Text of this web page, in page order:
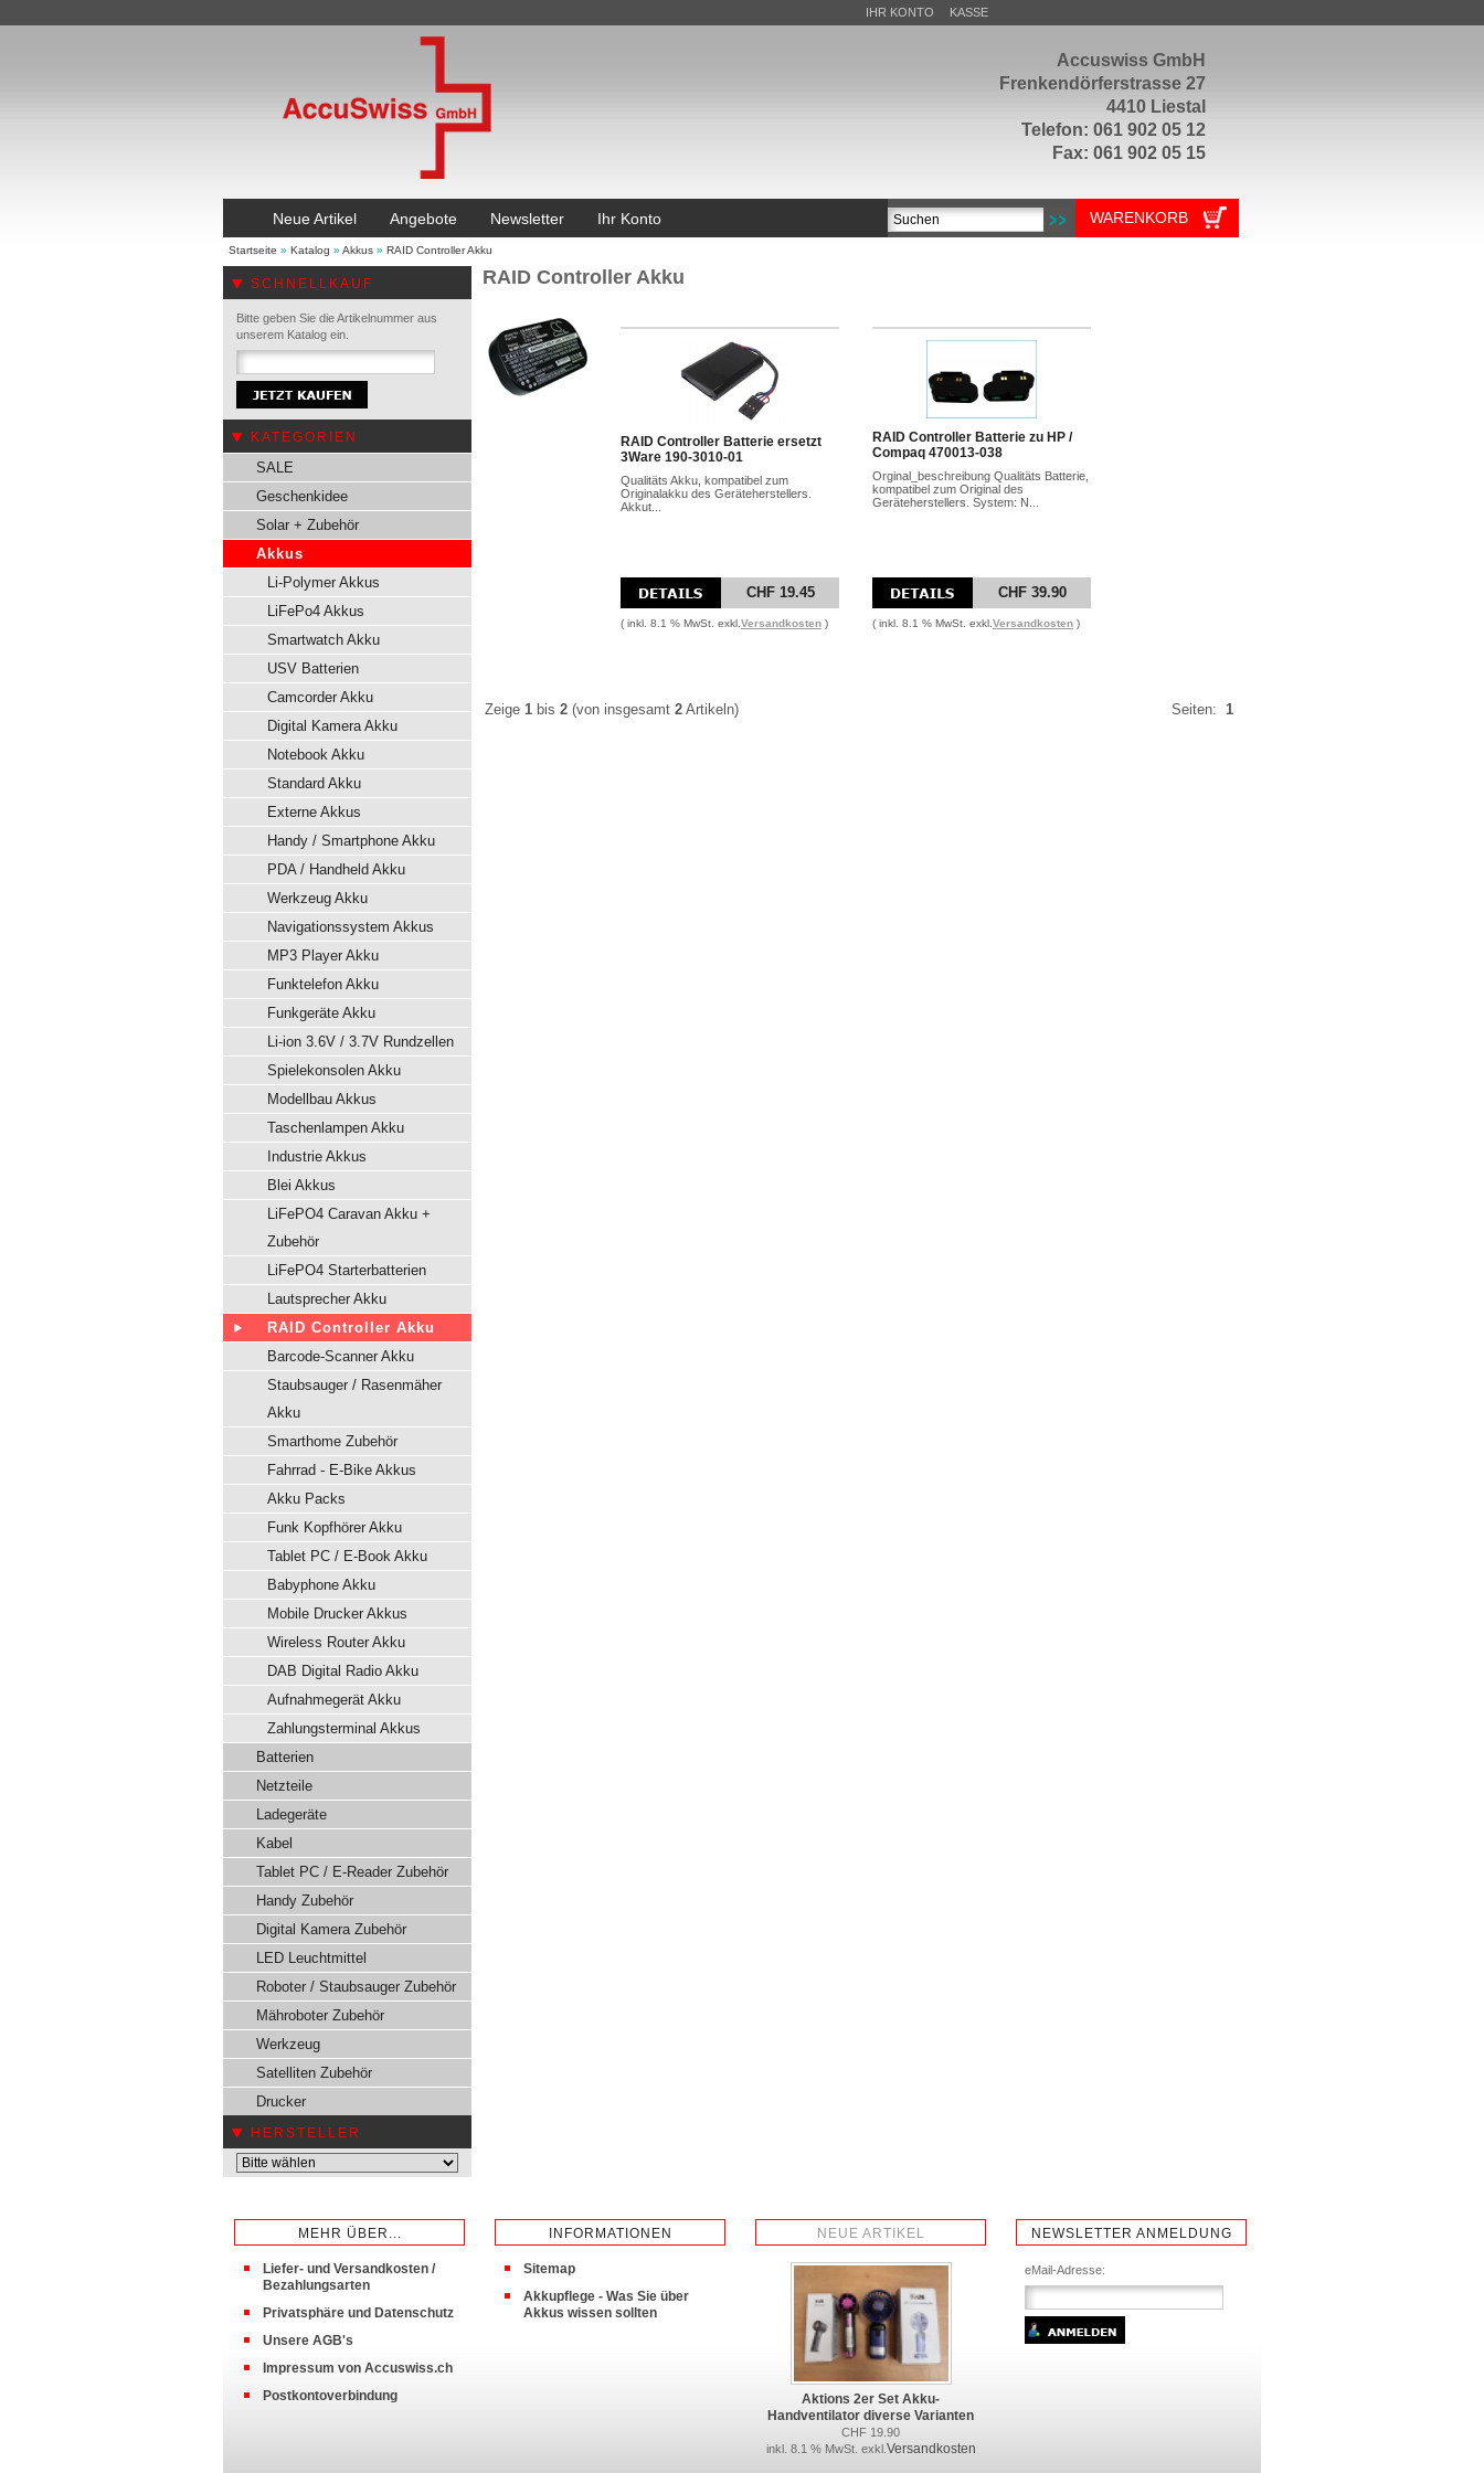
Accuswiss GmbH
Frenkendörferstrasse 27
4410 Liestal
Telefon: 061 902 05 12
Fax: 061 902 05 15
IHR KONTO KASSE
Neue Artikel Angebote Newsletter Ihr Konto WARENKORB
Startseite » Katalog » Akkus » RAID Controller Akku
SCHNELLKAUF
Bitte geben Sie die Artikelnummer aus
unserem Katalog ein.
KATEGORIEN
SALE
Geschenkidee
Solar + Zubehör
Akkus
Li-Polymer Akkus
LiFePo4 Akkus
Smartwatch Akku
USV Batterien
Camcorder Akku
Digital Kamera Akku
Notebook Akku
Standard Akku
Externe Akkus
Handy / Smartphone Akku
PDA / Handheld Akku
Werkzeug Akku
Navigationssystem Akkus
MP3 Player Akku
Funktelefon Akku
Funkgeräte Akku
Li-ion 3.6V / 3.7V Rundzellen
Spielekonsolen Akku
Modellbau Akkus
Taschenlampen Akku
Industrie Akkus
Blei Akkus
LiFePO4 Caravan Akku +
Zubehör
LiFePO4 Starterbatterien
Lautsprecher Akku
RAID Controller Akku
Barcode-Scanner Akku
Staubsauger / Rasenmäher
Akku
Smarthome Zubehör
Fahrrad - E-Bike Akkus
Akku Packs
Funk Kopfhörer Akku
Tablet PC / E-Book Akku
Babyphone Akku
Mobile Drucker Akkus
Wireless Router Akku
DAB Digital Radio Akku
Aufnahmegerät Akku
Zahlungsterminal Akkus
Batterien
Netzteile
Ladegeräte
Kabel
Tablet PC / E-Reader Zubehör
Handy Zubehör
Digital Kamera Zubehör
LED Leuchtmittel
Roboter / Staubsauger Zubehör
Mähroboter Zubehör
Werkzeug
Satelliten Zubehör
Drucker
HERSTELLER
RAID Controller Akku
RAID Controller Batterie ersetzt
3Ware 190-3010-01
Qualitäts Akku, kompatibel zum
Originalakku des Geräteherstellers.
Akkut...
CHF 19.45
( inkl. 8.1 % MwSt. exkl. Versandkosten )
RAID Controller Batterie zu HP /
Compaq 470013-038
Orginal_beschreibung Qualitäts Batterie,
kompatibel zum Original des
Geräteherstellers. System: N...
CHF 39.90
( inkl. 8.1 % MwSt. exkl. Versandkosten )
Zeige 1 bis 2 (von insgesamt 2 Artikeln) Seiten: 1
MEHR ÜBER...
Liefer- und Versandkosten /
Bezahlungsarten
Privatsphäre und Datenschutz
Unsere AGB's
Impressum von Accuswiss.ch
Postkontoverbindung
INFORMATIONEN
Sitemap
Akkupflege - Was Sie über
Akkus wissen sollten
NEUE ARTIKEL
Aktions 2er Set Akku-
Handventilator diverse Varianten
CHF 19.90
inkl. 8.1 % MwSt. exkl. Versandkosten
NEWSLETTER ANMELDUNG
eMail-Adresse: